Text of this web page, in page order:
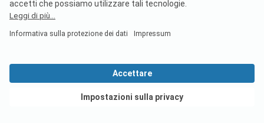
È possibile fare acquisti o
mangiare presso il campeggio
Campingparadies Lippstädter
Vedi offerte